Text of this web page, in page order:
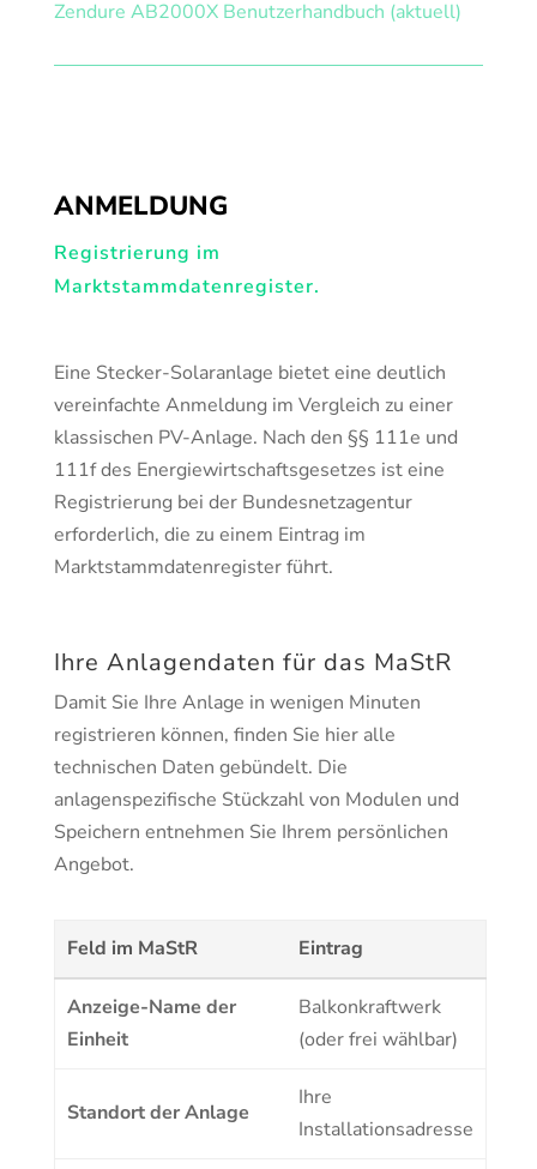
Zendure AB2000X Benutzerhandbuch (aktuell)
ANMELDUNG
Registrierung im
Marktstammdatenregister.
Eine Stecker-Solaranlage bietet eine deutlich
vereinfachte Anmeldung im Vergleich zu einer
klassischen PV-Anlage. Nach den §§ 111e und
111f des Energiewirtschaftsgesetzes ist eine
Registrierung bei der Bundesnetzagentur
erforderlich, die zu einem Eintrag im
Marktstammdatenregister führt.
Ihre Anlagendaten für das MaStR
Damit Sie Ihre Anlage in wenigen Minuten
registrieren können, finden Sie hier alle
technischen Daten gebündelt. Die
anlagenspezifische Stückzahl von Modulen und
Speichern entnehmen Sie Ihrem persönlichen
Angebot.
Feld im MaStR Eintrag
Anzeige-Name der
Einheit
Balkonkraftwerk
(oder frei wählbar)
Standort der Anlage
Ihre
Installationsadresse